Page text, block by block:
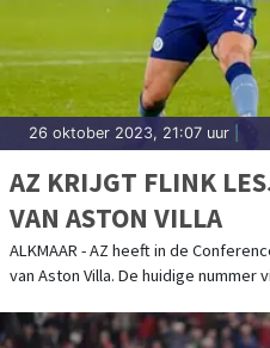
26 oktober 2023, 21:07 uur
AZ KRIJGT FLINK
VAN ASTON VILLA
ALKMAAR - AZ heeft in de
van Aston Villa. De huidige nummer